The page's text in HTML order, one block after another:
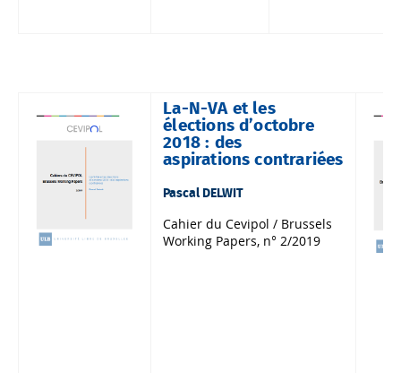
La-N-VA et les
élections d’octobre
2018 : des
aspirations contrariées
Pascal DELWIT
Cahier du Cevipol / Brussels
Working Papers, n° 2/2019